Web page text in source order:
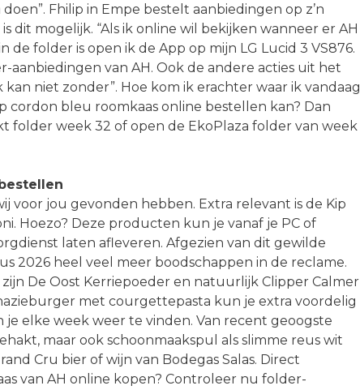
Fhilip in Empe bestelt aanbiedingen op z’n
dit mogelijk. “Als ik online wil bekijken wanneer er AH
folder is open ik de App op mijn LG Lucid 3 VS876.
van AH. Ook de andere acties uit het
niet zonder”. Hoe kom ik erachter waar ik vandaag
cordon bleu roomkaas online bestellen kan? Dan
folder week 32 of open de EkoPlaza folder van week
voor jou gevonden hebben. Extra relevant is de Kip
Hoezo? Deze producten kun je vanaf je PC of
laten afleveren. Afgezien van dit gewilde
2026 heel veel meer boodschappen in de reclame.
De Oost Kerriepoeder en natuurlijk Clipper Calmer
met courgettepasta kun je extra voordelig
je elke week weer te vinden. Van recent geoogste
maar ook schoonmaakspul als slimme reus wit
Cru bier of wijn van Bodegas Salas. Direct
van AH online kopen? Controleer nu folder-